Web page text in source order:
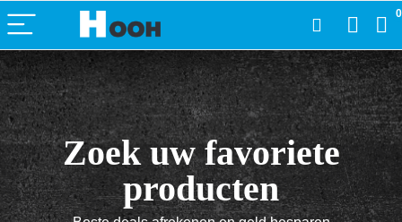
0
Zoek uw favoriete
producten